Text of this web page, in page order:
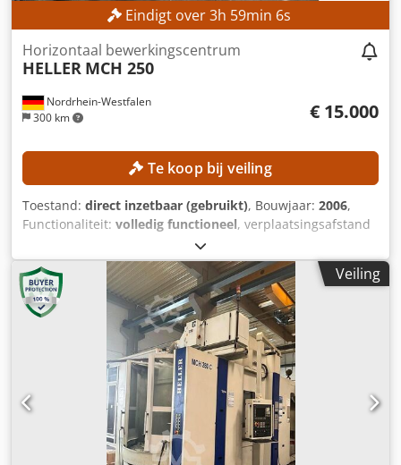
Eindigt over3h 59min 3s
Nordrhein-Westfalen
300 km
Horizontaal bewerkingscentrum
HELLER MCH 250
€ 15.000
Te koop bij veiling
Toestand: direct inzetbaar (gebruikt), Bouwjaar: 2006,
Functionaliteit: volledig functioneel, verplaatsingsafstand
, verplaatsing Y-as:
verplaatsingsafstand Z-as:800 mm, controller model:
Siemens 840D, spilsnelheid (max.):12.500 rpm
TECHNISCHE GEGEVENS Verplaatsingsbereik X-as: 800 mm
Verplaatsingsbereik Y-as: 800 mm Verplaatsingsbereik Z-
as: 800 mm Spindelsnelheid: 12.500 tpm Aantal assen: 4
Palletafmetingen: 630 × 630 mm Maximale
gereedschapslengte: 600 mm MACHINEGEGEVENS
Besturing: Siemens 840D Chjdpfxjzncnkj Ah Sja
Veiling